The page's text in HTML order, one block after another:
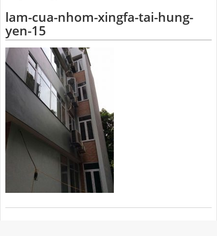
lam-cua-nhom-xingfa-tai-hung-
yen-15